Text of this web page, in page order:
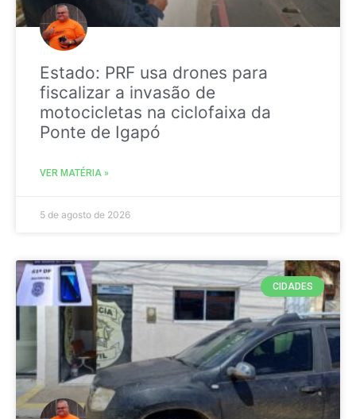
Estado: PRF usa drones para
fiscalizar a invasão de
motocicletas na ciclofaixa da
Ponte de Igapó
VER MATÉRIA »
5 de agosto de 2026
CIDADES